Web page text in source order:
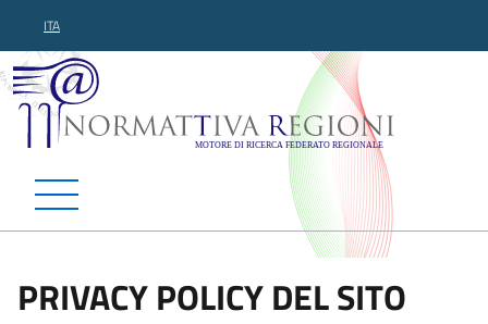
ITA
Normattiva Regioni -
PRIVACY POLICY DEL SITO